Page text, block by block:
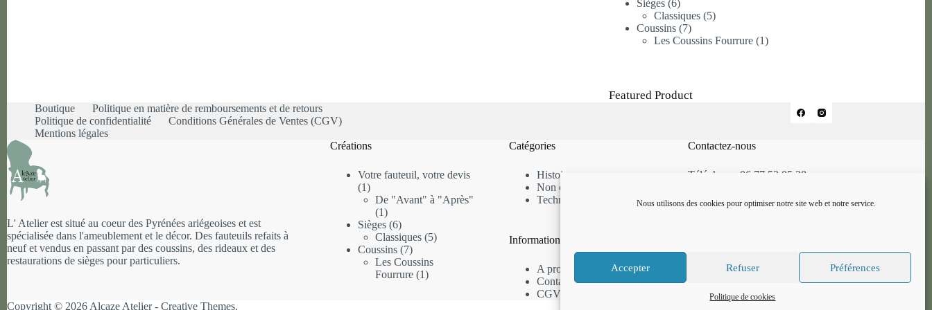
Nous utilisons des cookies pour optimiser notre site web et notre service.
Accepter Refuser Préférences
Politique de cookies
Sièges 66
produits
Classiques 55
Coussins 77
produits
Les Coussins Fourrure 11
Featured Product
Boutique
Politique en matière de remboursements et de retours
Politique de confidentialité
Conditions Générales de Ventes (CGV)
Mentions légales
L' Atelier est situé au coeur des Pyrénées ariégeoises et est
spécialisée dans l'ameublement et le décor. Des fauteuils refaits à
neuf et vendus en passant par des coussins, des rideaux et des
restaurations de sièges pour particuliers.
Créations
Votre fauteuil, votre devis
11
produit
De "Avant" à "Après"
11
produit
Sièges 66
produits
Classiques 55
Coussins 77
produits
Les Coussins
Fourrure 11
Catégories
Histoire
Non classé
Techniques
Informations
A propos
Contactez-nous
CGV
Contactez-nous
Téléphone: 06.77.52.05.28
Mail: alcaze.atelier@gmail.com
Copyright © 2026 Alcaze Atelier - Creative Themes.